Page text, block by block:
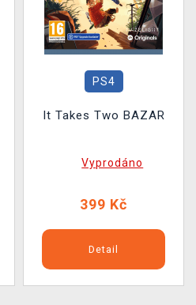
PS4
It Takes Two BAZAR
Vyprodáno
399 Kč
Detail